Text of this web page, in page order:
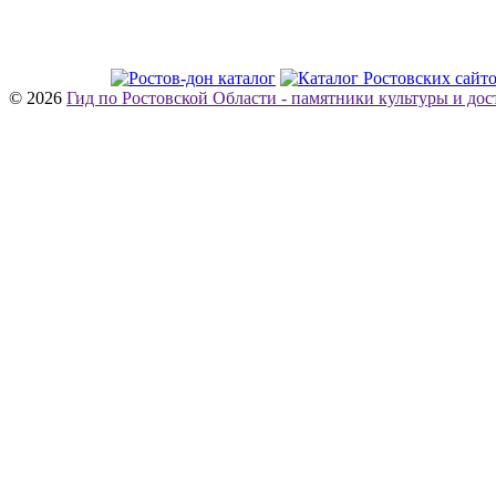
© 2026 Гид по Ростовской Области - памятники культуры и